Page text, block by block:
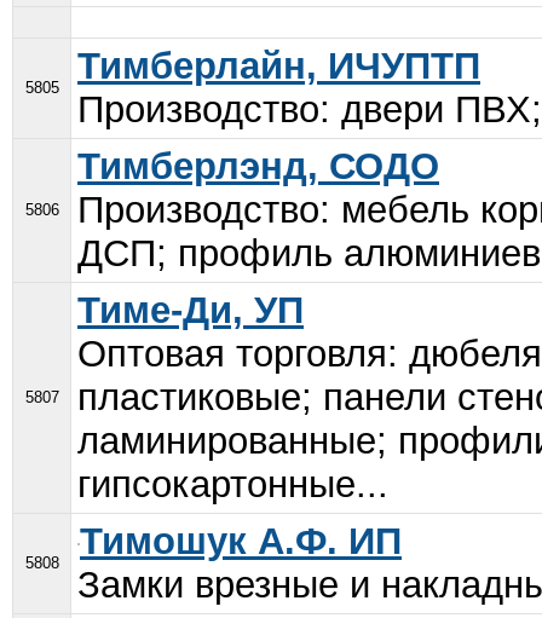
5805
Тимберлайн, ИЧУПТП
Производство: двери
5806
Тимберлэнд, СОДО
Производство: мебель
ДСП; профиль
5807
Тиме-Ди, УП
Оптовая торговля:
пластиковые; панели
ламинированные;
гипсокартонные...
5808
Тимошук А.Ф. ИП
Замки врезные и